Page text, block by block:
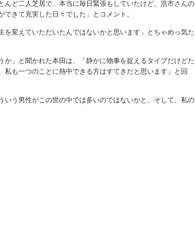
んど二人芝居で、本当に毎日緊張もしていたけど、浩市さんの
きて充実した日々でした」とコメント。
変えていただいたんではないかと思います」とちゃめっ気た
」と聞かれた本田は、「静かに物事を捉えるタイプだけどた
も一つのことに熱中できる方はすてきだと思います」と回
う男性がこの世の中では多いのではないかと。そして、私の